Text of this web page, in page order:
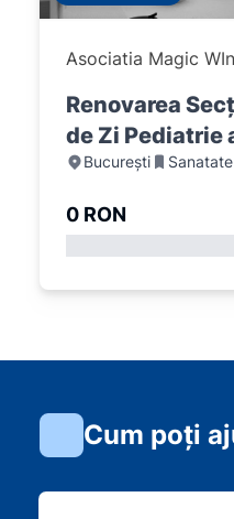
Asociatia Magic
Renovarea
de Zi
București Sanatate
0 RON
Cum poți